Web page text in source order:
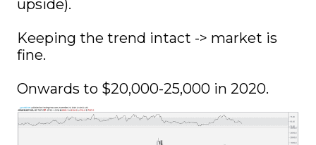
upside).
Keeping the trend intact -> market is
fine.
Onwards to $20,000-25,000 in 2020.